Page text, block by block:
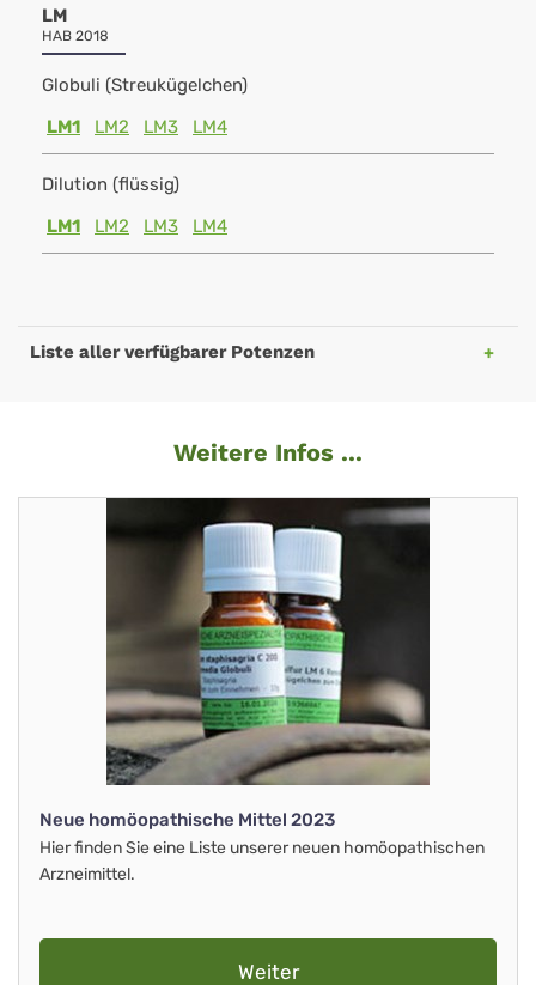
LM
HAB 2018
Globuli (Streukügelchen)
LM1
LM2 LM3 LM4
Dilution (flüssig)
LM1
LM2 LM3 LM4
Liste aller verfügbarer Potenzen
Weitere Infos ...
Neue homöopathische Mittel 2023
Hier finden Sie eine Liste unserer neuen homöopathischen
Arzneimittel.
Weiter